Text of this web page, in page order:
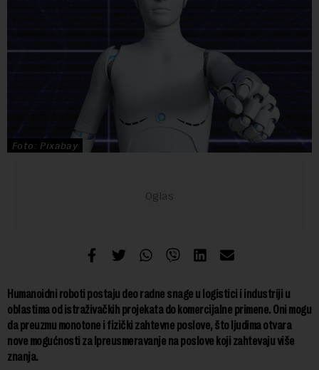
Foto: Pixabay
Humanoidni roboti postaju deo radne snage u logistici i industriji u
oblastima od istraživačkih projekata do komercijalne primene. Oni mogu
da preuzmu monotone i fizički zahtevne poslove, što ljudima otvara
nove mogućnosti za lpreusmeravanje na poslove koji zahtevaju više
znanja.